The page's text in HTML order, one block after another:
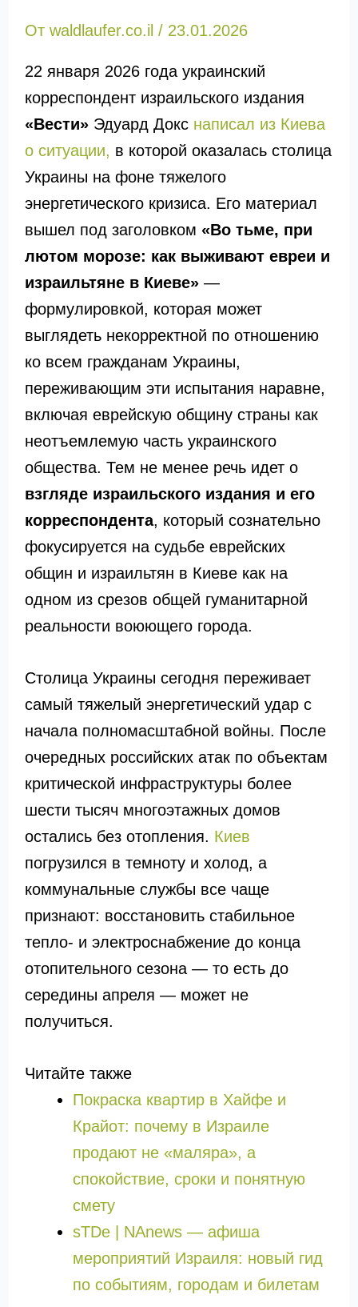
От waldlaufer.co.il / 23.01.2026
22 января 2026 года украинский
корреспондент израильского издания
«Вести»Эдуард Докс написал из Киева
о ситуации, в которой оказалась столица
Украины на фоне тяжелого
энергетического кризиса. Его материал
вышел под заголовком «Во тьме, при
лютом морозе: как выживают евреи и
израильтяне в Киеве»—
формулировкой, которая может
выглядеть некорректной по отношению
ко всем гражданам Украины,
переживающим эти испытания наравне,
включая еврейскую общину страны как
неотъемлемую часть украинского
общества. Тем не менее речь идет о
взгляде израильского издания и его
корреспондента, который сознательно
фокусируется на судьбе еврейских
общин и израильтян в Киеве как на
одном из срезов общей гуманитарной
реальности воюющего города.
Столица Украины сегодня переживает
самый тяжелый энергетический удар с
начала полномасштабной войны. После
очередных российских атак по объектам
критической инфраструктуры более
шести тысяч многоэтажных домов
остались без отопления. Киев
погрузился в темноту и холод, а
коммунальные службы все чаще
признают: восстановить стабильное
тепло- и электроснабжение до конца
отопительного сезона — то есть до
середины апреля — может не
получиться.
Читайте также
Покраска квартир в Хайфе и
Крайот: почему в Израиле
продают не «маляра», а
спокойствие, сроки и понятную
смету
sTDe | NAnews — афиша
мероприятий Израиля: новый гид
по событиям, городам и билетам